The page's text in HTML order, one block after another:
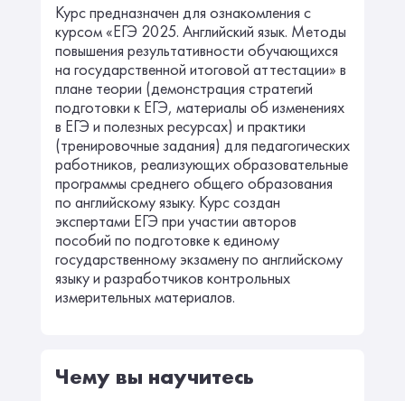
Курс предназначен для ознакомления с
курсом «ЕГЭ 2025. Английский язык. Методы
повышения результативности обучающихся
на государственной итоговой аттестации» в
плане теории (демонстрация стратегий
подготовки к ЕГЭ, материалы об изменениях
в ЕГЭ и полезных ресурсах) и практики
(тренировочные задания) для педагогических
работников, реализующих образовательные
программы среднего общего образования
по английскому языку. Курс создан
экспертами ЕГЭ при участии авторов
пособий по подготовке к единому
государственному экзамену по английскому
языку и разработчиков контрольных
измерительных материалов.
Чему вы научитесь